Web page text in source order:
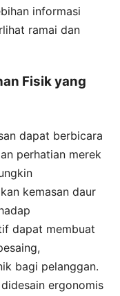
informasi
ramai dan
Fisik yang
dapat berbicara
perhatian merek
kemasan daur
dapat membuat
bagi pelanggan.
ergonomis